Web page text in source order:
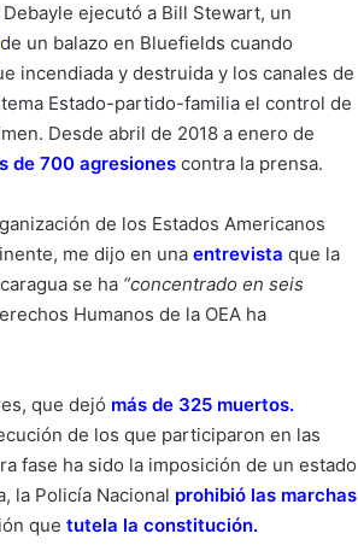
ejecutó a Bill Stewart, un
de un balazo en Bluefields cuando
incendiada y destruida y los canales de
Estado-partido-familia el control de
Desde abril de 2018 a enero de
de 700 agresiones contra la prensa.
de los Estados Americanos
me dijo en una entrevista que la
se ha “concentrado en seis
Humanos de la OEA ha
que dejó más de 325 muertos.
de los que participaron en las
fase ha sido la imposición de un estado
la Policía Nacional prohibió las marchas
que tutela la constitución.